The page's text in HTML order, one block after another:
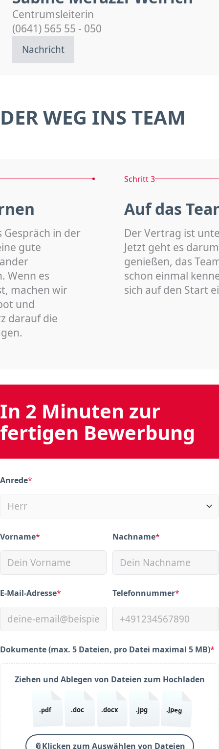
Centrumsleiterin
(0641) 565 55 - 050
Nachricht
DER WEG INS TEAM
Gespräch in der
gute
Wenn es
machen wir
und
darauf die
Schritt 3
Auf das
Der Vertrag ist
Jetzt geht es
genießen, das
schon einmal
sich auf den Start
In 2 Minuten zur
fertigen Bewerbung
Anrede*
(required)
Vorname*
(required) Nachname*
(required)
E-Mail-Adresse*
(required) Telefonnummer*
(required)
Dokumente (max. 5 Dateien, pro Datei maximal 5 MB)*
(required)
Ziehen und Ablegen von Dateien zum Hochladen
.pdf .doc .docx .jpg .jpeg
📎Klicken zum Auswählen von Dateien